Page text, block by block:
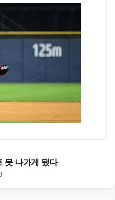
못 나가게 됐다